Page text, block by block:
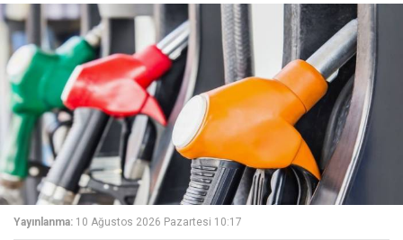
Yayınlanma: 10 Ağustos 2026 Pazartesi 10:17